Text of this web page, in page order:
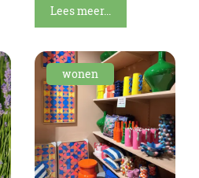
Lees meer...
wonen